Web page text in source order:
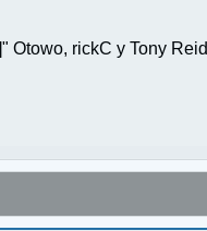
Otowo, rickC y Tony Reid